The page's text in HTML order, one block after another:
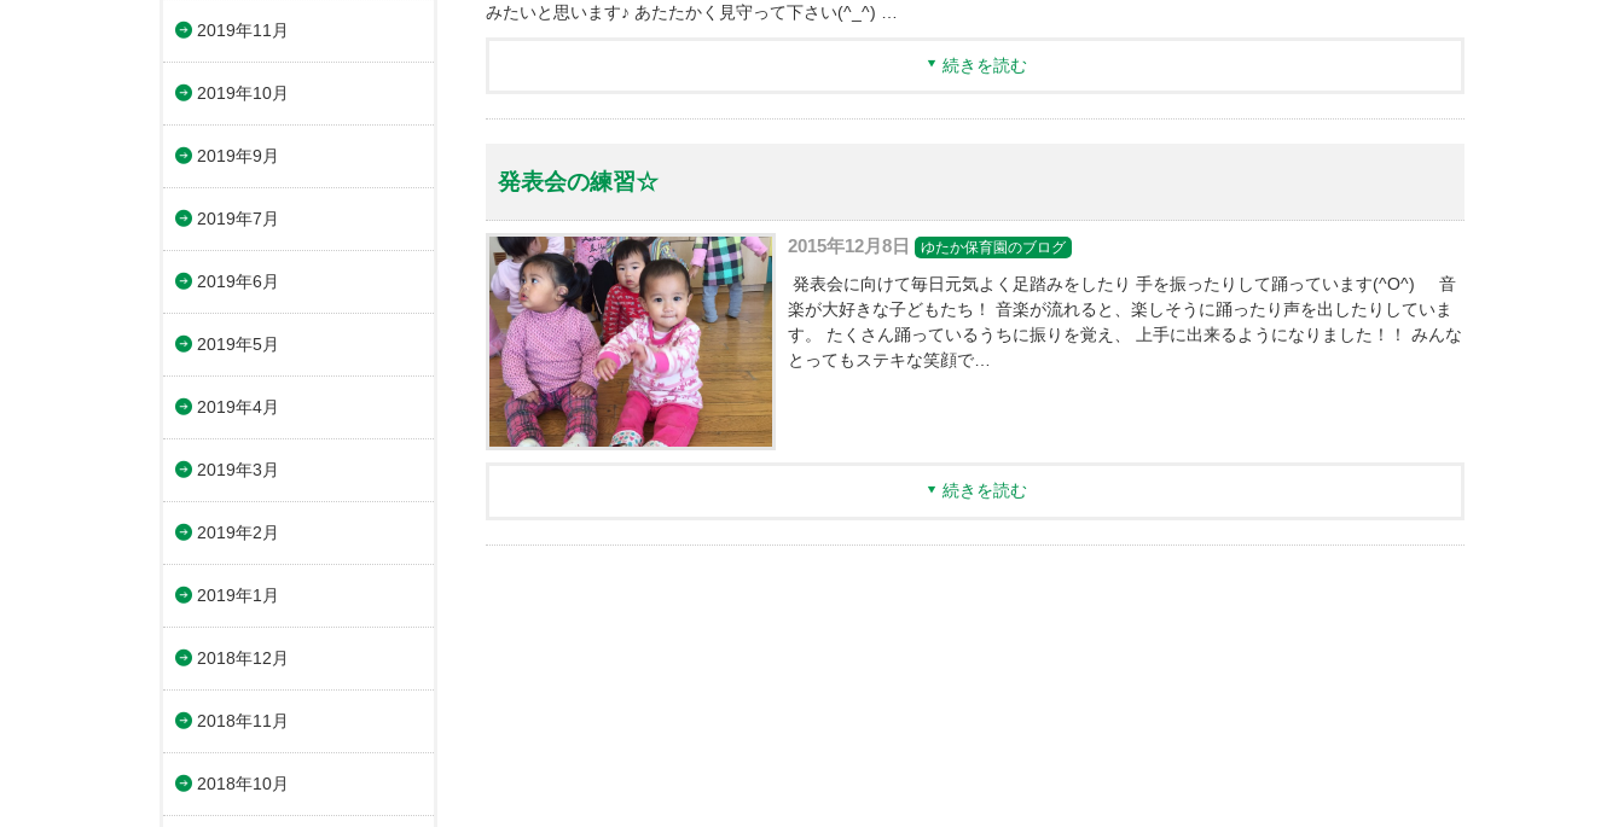
みたいと思います♪ あたたかく見守って下さい(^_^) …
続きを読む
発表会の練習☆
2015年12月8日 ゆたか保育園のブログ
発表会に向けて毎日元気よく足踏みをしたり 手を振ったりして踊っています(^O^) 音
楽が大好きな子どもたち！ 音楽が流れると、楽しそうに踊ったり声を出したりしていま
す。 たくさん踊っているうちに振りを覚え、 上手に出来るようになりました！！ みんな
とってもステキな笑顔で…
続きを読む
2019年11月
2019年10月
2019年9月
2019年7月
2019年6月
2019年5月
2019年4月
2019年3月
2019年2月
2019年1月
2018年12月
2018年11月
2018年10月